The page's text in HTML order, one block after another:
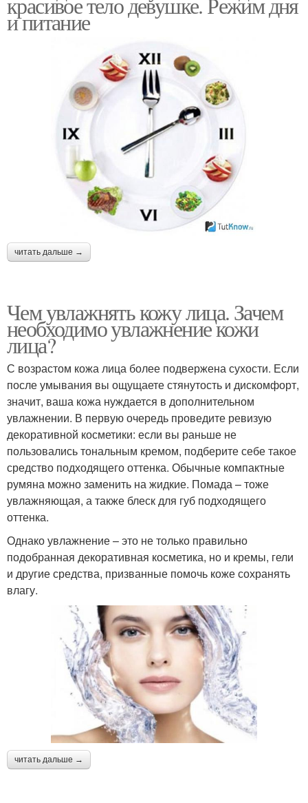
и питание
читать дальше →
Чем увлажнять кожу лица. Зачем
необходимо увлажнение кожи
лица?
С возрастом кожа лица более подвержена сухости. Если
после умывания вы ощущаете стянутость и дискомфорт,
значит, ваша кожа нуждается в дополнительном
увлажнении. В первую очередь проведите ревизую
декоративной косметики: если вы раньше не
пользовались тональным кремом, подберите себе такое
средство подходящего оттенка. Обычные компактные
румяна можно заменить на жидкие. Помада – тоже
увлажняющая, а также блеск для губ подходящего
оттенка.
Однако увлажнение – это не только правильно
подобранная декоративная косметика, но и кремы, гели
и другие средства, призванные помочь коже сохранять
влагу.
читать дальше →